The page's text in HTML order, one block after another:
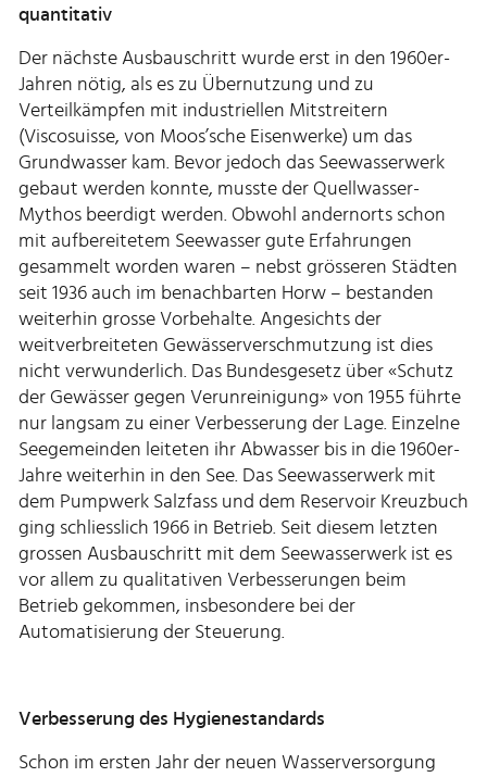
quantitativ
Der nächste Ausbauschritt wurde erst in den 1960er-
Jahren nötig, als es zu Übernutzung und zu
Verteilkämpfen mit industriellen Mitstreitern
(Viscosuisse, von Moos’sche Eisenwerke) um das
Grundwasser kam. Bevor jedoch das Seewasserwerk
gebaut werden konnte, musste der Quellwasser-
Mythos beerdigt werden. Obwohl andernorts schon
mit aufbereitetem Seewasser gute Erfahrungen
gesammelt worden waren – nebst grösseren Städten
seit 1936 auch im benachbarten Horw – bestanden
weiterhin grosse Vorbehalte. Angesichts der
weitverbreiteten Gewässerverschmutzung ist dies
nicht verwunderlich. Das Bundesgesetz über «Schutz
der Gewässer gegen Verunreinigung» von 1955 führte
nur langsam zu einer Verbesserung der Lage. Einzelne
Seegemeinden leiteten ihr Abwasser bis in die 1960er-
Jahre weiterhin in den See. Das Seewasserwerk mit
dem Pumpwerk Salzfass und dem Reservoir Kreuzbuch
ging schliesslich 1966 in Betrieb. Seit diesem letzten
grossen Ausbauschritt mit dem Seewasserwerk ist es
vor allem zu qualitativen Verbesserungen beim
Betrieb gekommen, insbesondere bei der
Automatisierung der Steuerung.
Verbesserung des Hygienestandards
Schon im ersten Jahr der neuen Wasserversorgung